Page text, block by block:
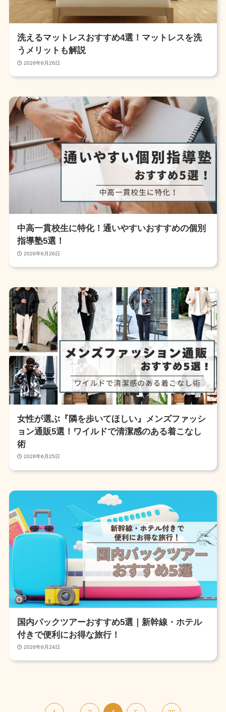
洗えるマットレスおすすめ4選！マットレスを洗
うメリットも解説
2026年6月26日
中高一貫校生に特化！通いやすいおすすめの個別
指導塾5選！
2026年6月26日
女性が選ぶ『隣を歩いてほしい』メンズファッシ
ョン通販5選！ワイルドで清潔感のある着こなし
術
2026年6月25日
国内パックツアーおすすめ5選｜新幹線・ホテル
付きで便利にお得な旅行！
2026年6月24日